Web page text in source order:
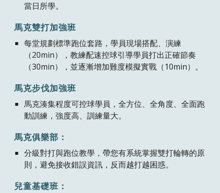
當日所學。
馬克雙打加強班
每堂規劃標準跑位套路，學員現場搭配、演練
（20min），教練配速控球引導學員打出正確節奏
（30min），並逐漸增加難度模擬實戰（10min）。
馬克步伐加強班
馬克湊集程度可控球學員，全方位、全角度、全面跑
動訓練，強度高、訓練量大。
馬克俱樂部：
分級對打與跑位教學，帶您有系統掌握雙打輪轉的原
則，避免接收錯誤資訊，反而越打越困惑。
兒童基礎班：